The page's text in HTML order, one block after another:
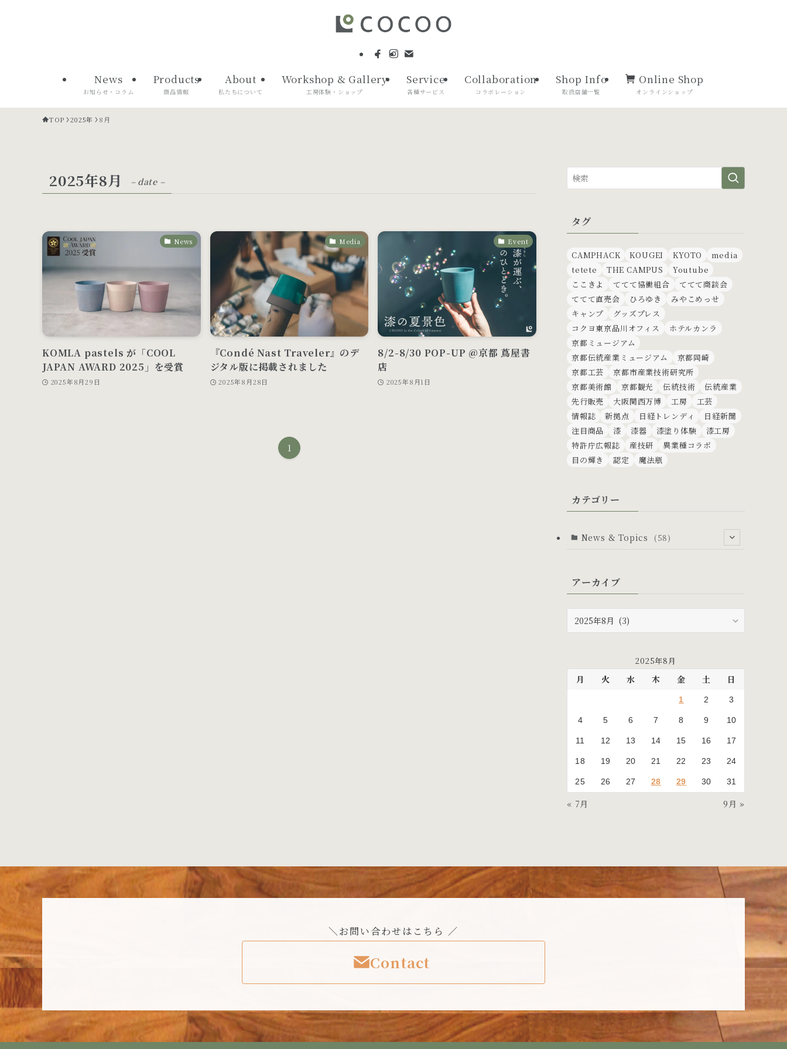
News
お知らせ・コラム
Products
商品情報
About
私たちについて
Workshop & Gallery
工房体験・ショップ
Service
各種サービス
Collaboration
コラボレーション
Shop Info
取扱店舗一覧
Online Shop
オンラインショップ
TOP 2025年 8月
2025年8月 – date –
News
KOMLA pastels が「COOL
JAPAN AWARD 2025」を受賞
2025年8月29日
Media
『Condé Nast Traveler』のデ
ジタル版に掲載されました
2025年8月28日
Event
8/2-8/30 POP-UP @京都 蔦屋書
店
2025年8月1日
1
タグ
CAMPHACK KOUGEI KYOTO
media
tetete
THE CAMPUS
Youtube
ここきよ
ててて協働組合
ててて商談会
ててて直売会
ひろゆき
みやこめっせ
キャンプ
グッズプレス
コクヨ東京品川オフィス
ホテルカンラ
京都ミュージアム
京都伝統産業ミュージアム
京都岡崎
京都工芸
京都市産業技術研究所
京都美術館
京都観光 伝統技術
伝統産業
先行販売
大阪関西万博 工房
工芸
情報誌
新拠点 日経トレンディ
日経新聞
注目商品
漆 漆器 漆塗り体験
漆工房
特許庁広報誌
産技研
異業種コラボ
目の輝き
認定 魔法瓶
カテゴリー
News & Topics (58)
(19)
(6)
アーカイブ
2025年8月
月 火 水 木 金 土 日
1 2 3
4 5 6 7 8 9 10
11 12 13 14 15 16 17
18 19 20 21 22 23 24
25 26 27 28 29 30 31
« 7月 9月 »
＼お問い合わせはこちら ／
Contact